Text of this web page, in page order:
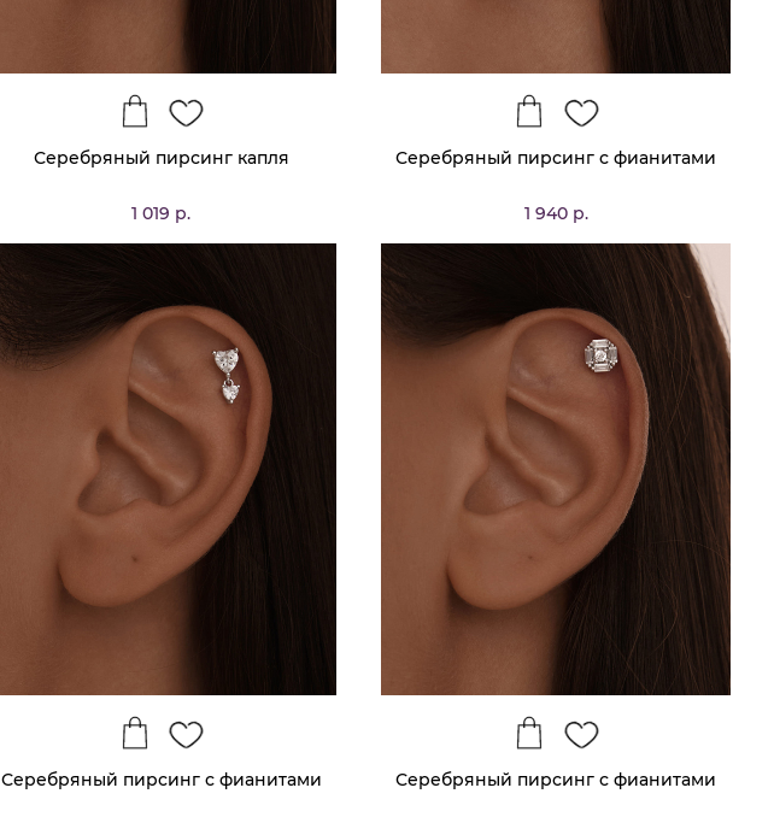
Серебряный пирсинг капля
1 019 р.
Серебряный пирсинг с фианитами
1 940 р.
Серебряный пирсинг с фианитами Серебряный пирсинг с фианитами